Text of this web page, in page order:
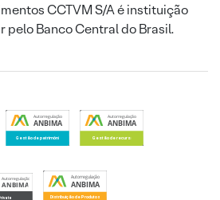
CCTVM S/A é instituição
pelo Banco Central do Brasil.